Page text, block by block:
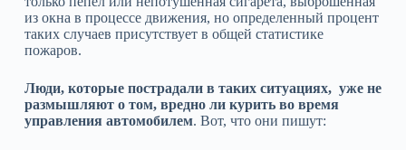
из окна в процессе движения, но определенный процент
таких случаев присутствует в общей статистике
пожаров.
Люди, которые пострадали в таких ситуациях, уже не
размышляют о том, вредно ли курить во время
управления автомобилем. Вот, что они пишут: